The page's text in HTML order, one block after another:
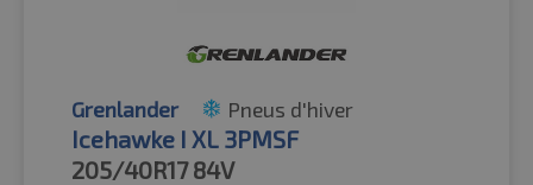
Grenlander Pneus d'hiver
Icehawke I XL 3PMSF
205/40R17 84V